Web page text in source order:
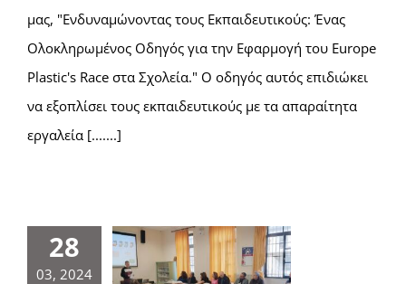
μας, "Ενδυναμώνοντας τους Εκπαιδευτικούς: Ένας
Ολοκληρωμένος Οδηγός για την Εφαρμογή του Europe
Plastic's Race στα Σχολεία." Ο οδηγός αυτός επιδιώκει
να εξοπλίσει τους εκπαιδευτικούς με τα απαραίτητα
εργαλεία [.......]
28
03, 2024